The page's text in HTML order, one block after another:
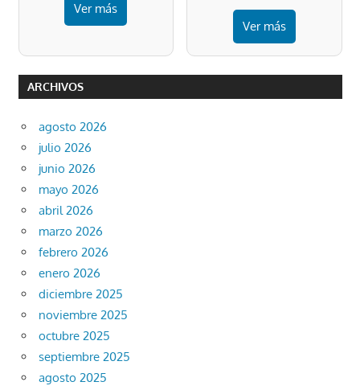
Ver más
Ver más
ARCHIVOS
agosto 2026
julio 2026
junio 2026
mayo 2026
abril 2026
marzo 2026
febrero 2026
enero 2026
diciembre 2025
noviembre 2025
octubre 2025
septiembre 2025
agosto 2025